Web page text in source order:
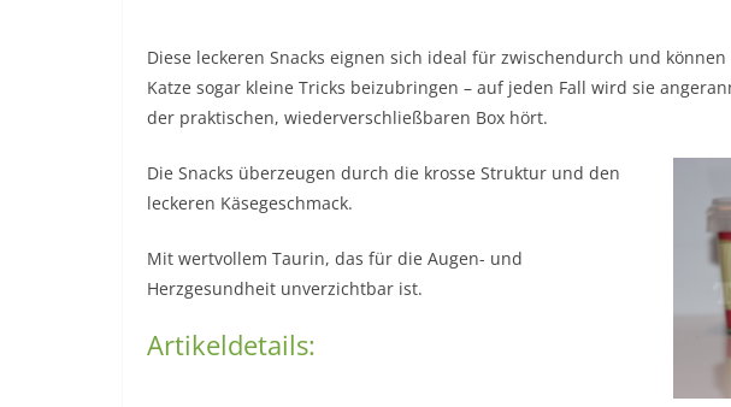
Diese leckeren Snacks eignen sich ideal für zwischendurch und
Katze sogar kleine Tricks beizubringen – auf jeden Fall wird sie
der praktischen, wiederverschließbaren Box hört.
Die Snacks überzeugen durch die krosse Struktur und den
leckeren Käsegeschmack.
Mit wertvollem Taurin, das für die Augen- und
Herzgesundheit unverzichtbar ist.
Artikeldetails: